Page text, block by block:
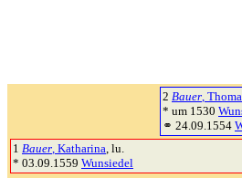
2 Bauer,
* um 1530
⚭ 24.09.1554
1 Bauer, Katharina, lu.
* 03.09.1559 Wunsiedel